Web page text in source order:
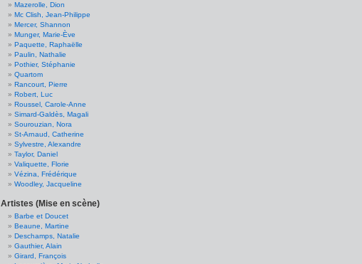
Mazerolle, Dion
Mc Clish, Jean-Philippe
Mercer, Shannon
Munger, Marie-Ève
Paquette, Raphaëlle
Paulin, Nathalie
Pothier, Stéphanie
Quartom
Rancourt, Pierre
Robert, Luc
Roussel, Carole-Anne
Simard-Galdès, Magali
Sourouzian, Nora
St-Arnaud, Catherine
Sylvestre, Alexandre
Taylor, Daniel
Valiquette, Florie
Vézina, Frédérique
Woodley, Jacqueline
Artistes (Mise en scène)
Barbe et Doucet
Beaune, Martine
Deschamps, Natalie
Gauthier, Alain
Girard, François